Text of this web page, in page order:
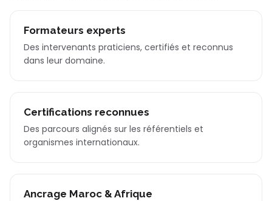
Formateurs experts
Des intervenants praticiens, certifiés et reconnus
dans leur domaine.
Certifications reconnues
Des parcours alignés sur les référentiels et
organismes internationaux.
Ancrage Maroc & Afrique